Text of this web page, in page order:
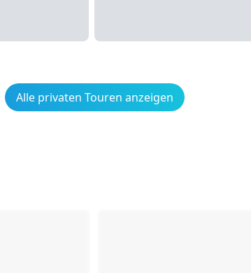
Alle privaten Touren anzeigen